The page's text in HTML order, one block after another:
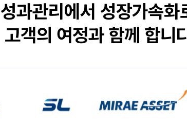
성과관리에서 성장가속화
고객의 여정과 함께 합니